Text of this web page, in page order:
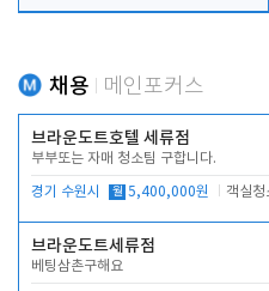
채용 메인포커스
브라운도트호텔 세류점
부부또는 자매 청소팀 구합니다.
경기 수원시 월 5,400,000원 객실청
브라운도트세류점
베팅삼촌구해요